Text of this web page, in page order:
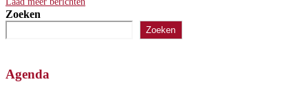
Zoeken
Zoeken
Agenda